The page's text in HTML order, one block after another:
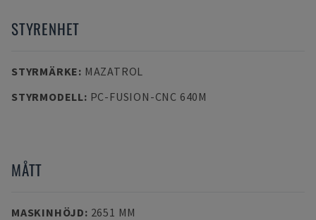
STYRENHET
STYRMÄRKE: MAZATROL
STYRMODELL: PC-FUSION-CNC 640M
MÅTT
MASKINHÖJD: 2651 MM